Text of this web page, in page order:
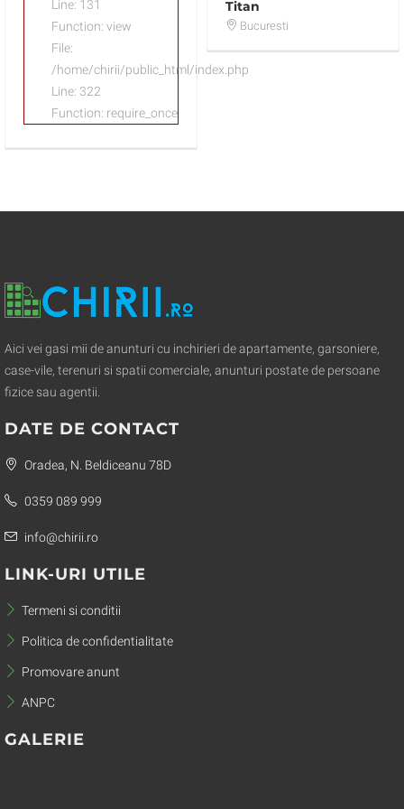
Line: 131
Function: view
File:
/home/chirii/public_html/index.php
Line: 322
Function: require_once
Titan
Bucuresti
Aici vei gasi mii de anunturi cu inchirieri de apartamente, garsoniere,
case-vile, terenuri si spatii comerciale, anunturi postate de persoane
fizice sau agentii.
DATE DE CONTACT
Oradea, N. Beldiceanu 78D
0359 089 999
info@chirii.ro
LINK-URI UTILE
Termeni si conditii
Politica de confidentialitate
Promovare anunt
ANPC
GALERIE